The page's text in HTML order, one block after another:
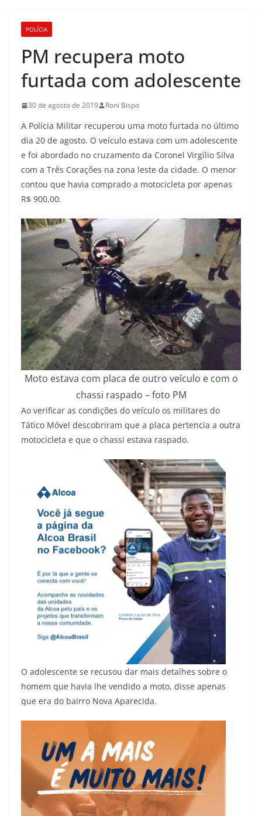
POLÍCIA
PM recupera moto
furtada com adolescente
30 de agosto de 2019 Roni Bispo
A Polícia Militar recuperou uma moto furtada no último
dia 20 de agosto. O veículo estava com um adolescente
e foi abordado no cruzamento da Coronel Virgílio Silva
com a Três Corações na zona leste da cidade. O menor
contou que havia comprado a motocicleta por apenas
R$ 900,00.
Moto estava com placa de outro veículo e com o
chassi raspado – foto PM
Ao verificar as condições do veículo os militares do
Tático Móvel descobriram que a placa pertencia a outra
motocicleta e que o chassi estava raspado.
O adolescente se recusou dar mais detalhes sobre o
homem que havia lhe vendido a moto, disse apenas
que era do bairro Nova Aparecida.